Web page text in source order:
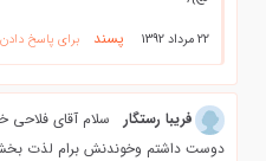
22 مرداد 1392 پسند برای پاسخ
فریبا رستگار
سلام آقای فلاحی
دوست داشتم وخوندنش برام لذت بخش